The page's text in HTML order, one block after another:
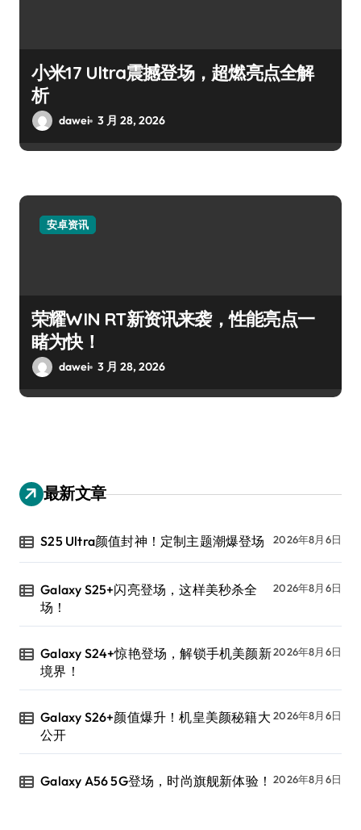
小米17 Ultra震撼登场，超燃亮点全解
析
dawei 3 月 28, 2026
安卓资讯
荣耀WIN RT新资讯来袭，性能亮点一
睹为快！
dawei 3 月 28, 2026
最新文章
S25 Ultra颜值封神！定制主题潮爆登场 2026年8月6日
Galaxy S25+闪亮登场，这样美秒杀全
场！
2026年8月6日
Galaxy S24+惊艳登场，解锁手机美颜新
境界！
2026年8月6日
Galaxy S26+颜值爆升！机皇美颜秘籍大
公开
2026年8月6日
Galaxy A56 5G登场，时尚旗舰新体验！ 2026年8月6日